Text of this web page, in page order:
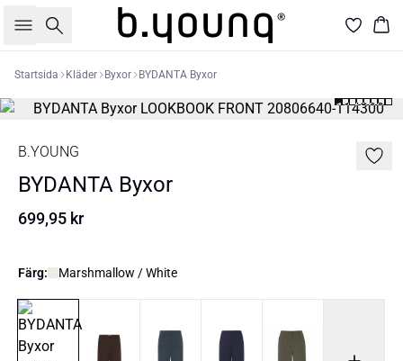
Sök
Startsida Kläder Byxor BYDANTA Byxor
B.YOUNG
BYDANTA Byxor
699,95 kr
Färg: Marshmallow / White